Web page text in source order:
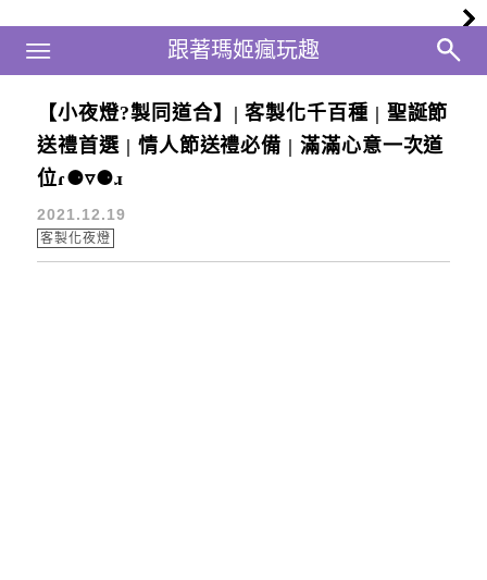
跟著瑪姬瘋玩趣
跟著瑪姬瘋玩趣
Main Menu
客製化禮物
【小夜燈?製同道合】| 客製化千百種 | 聖誕節
送禮首選 | 情人節送禮必備 | 滿滿心意一次道
位ɾ⚈▿⚈ɹ
2021.12.19
客製化夜燈